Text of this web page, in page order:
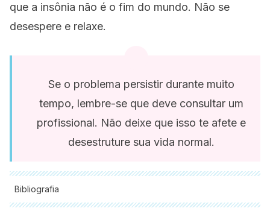
que a insônia não é o fim do mundo. Não se
desespere e relaxe.
Se o problema persistir durante muito
tempo, lembre-se que deve consultar um
profissional. Não deixe que isso te afete e
desestruture sua vida normal.
Bibliografia
Todas as fontes citadas foram minuciosamente revisadas por